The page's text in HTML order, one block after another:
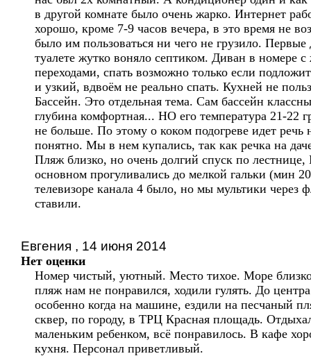
в другой комнате было очень жарко. Интернет
хорошо, кроме 7-9 часов вечера, в это время не
было им пользоваться ни чего не грузило. Первые
туалете жутко воняло септиком. Диван в номере
переходами, спать возможно только если
и узкий, вдвоём не реально спать. Кухней не
Бассейн. Это отдельная тема. Сам бассейн
глубина комфортная... НО его температура 21-22
не больше. По этому о коком подогреве идет речь
понятно. Мы в нем купались, так как речка на
Пляж близко, но очень долгий спуск по
основном прогуливались до мелкой гальки (мин
телевизоре канала 4 было, но мы мультики через
ставили.
Евгения , 14 июня 2014
Нет оценки
Номер чистый, уютный. Место тихое. Море
пляж нам не понравился, ходили гулять. До
особенно когда на машине, ездили на песчаный
сквер, по городу, в ТРЦ Красная площадь.
маленьким ребенком, всё понравилось. В кафе
кухня. Персонал приветливый.